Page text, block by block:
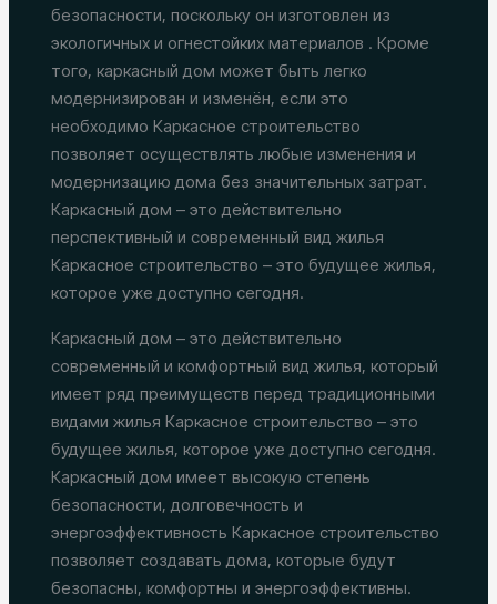
безопасности, поскольку он изготовлен из
экологичных и огнестойких материалов . Кроме
того, каркасный дом может быть легко
модернизирован и изменён, если это
необходимо Каркасное строительство
позволяет осуществлять любые изменения и
модернизацию дома без значительных затрат.
Каркасный дом – это действительно
перспективный и современный вид жилья
Каркасное строительство – это будущее жилья,
которое уже доступно сегодня.
Каркасный дом – это действительно
современный и комфортный вид жилья, который
имеет ряд преимуществ перед традиционными
видами жилья Каркасное строительство – это
будущее жилья, которое уже доступно сегодня.
Каркасный дом имеет высокую степень
безопасности, долговечность и
энергоэффективность Каркасное строительство
позволяет создавать дома, которые будут
безопасны, комфортны и энергоэффективны.